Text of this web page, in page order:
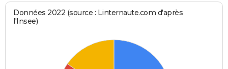
Données 2022 (source : Linternaute.com d'après
l'Insee)